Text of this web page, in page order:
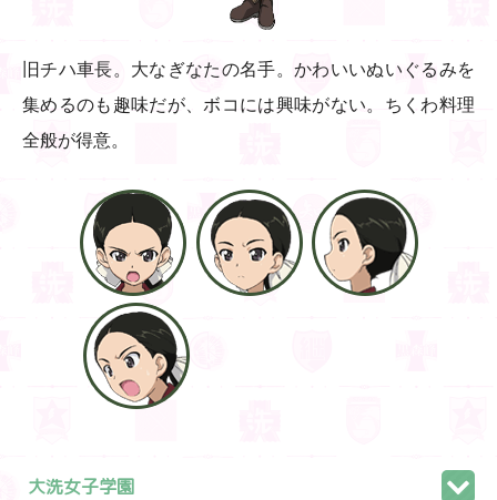
旧チハ車長。大なぎなたの名手。かわいいぬいぐるみを
集めるのも趣味だが、ボコには興味がない。ちくわ料理
全般が得意。
大洗女子学園